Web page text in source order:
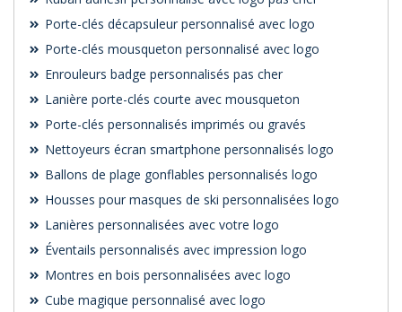
Porte-clés décapsuleur personnalisé avec logo
Porte-clés mousqueton personnalisé avec logo
Enrouleurs badge personnalisés pas cher
Lanière porte-clés courte avec mousqueton
Porte-clés personnalisés imprimés ou gravés
Nettoyeurs écran smartphone personnalisés logo
Ballons de plage gonflables personnalisés logo
Housses pour masques de ski personnalisées logo
Lanières personnalisées avec votre logo
Éventails personnalisés avec impression logo
Montres en bois personnalisées avec logo
Cube magique personnalisé avec logo